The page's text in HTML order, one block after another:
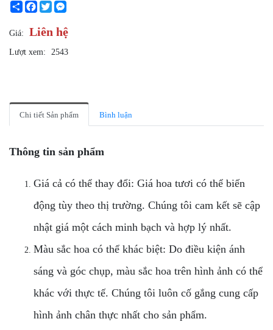
ShareFacebook
Twitter
Giá: Liên hệ
Lượt xem: 2543
Chi tiết Sản phẩm Bình luận
Thông tin sản phẩm
Giá cả có thể thay đổi: Giá hoa tươi có thể biến
động tùy theo thị trường. Chúng tôi cam kết sẽ cập
nhật giá một cách minh bạch và hợp lý nhất.
Màu sắc hoa có thể khác biệt: Do điều kiện ánh
sáng và góc chụp, màu sắc hoa trên hình ảnh có thể
khác với thực tế. Chúng tôi luôn cố gắng cung cấp
hình ảnh chân thực nhất cho sản phẩm.